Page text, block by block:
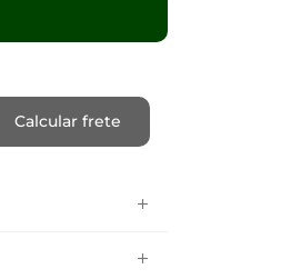
Calcular frete